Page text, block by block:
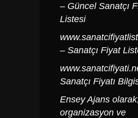
– Güncel Sanatçı
Listesi
– Sanatçı Fiyat
Sanatçı Fiyatı
Ensey Ajans olarak,
organizasyon ve